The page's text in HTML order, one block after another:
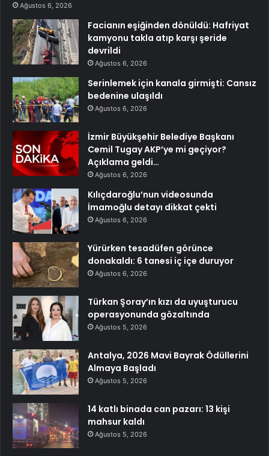
Ağustos 6, 2026
Facianın eşiğinden dönüldü: Hafriyat
kamyonu takla atıp karşı şeride
devrildi
Ağustos 6, 2026
Serinlemek için kanala girmişti: Cansız
bedenine ulaşıldı
Ağustos 6, 2026
İzmir Büyükşehir Belediye Başkanı
Cemil Tugay AKP’ye mi geçiyor?
Açıklama geldi…
Ağustos 6, 2026
Kılıçdaroğlu’nun videosunda
İmamoğlu detayı dikkat çekti
Ağustos 6, 2026
Yürürken tesadüfen görünce
donakaldı: 6 tanesi iç içe duruyor
Ağustos 6, 2026
Türkan Şoray’ın kızı da uyuşturucu
operasyonunda gözaltında
Ağustos 5, 2026
Antalya, 2026 Mavi Bayrak Ödüllerini
Almaya Başladı
Ağustos 5, 2026
14 katlı binada can pazarı: 13 kişi
mahsur kaldı
Ağustos 5, 2026